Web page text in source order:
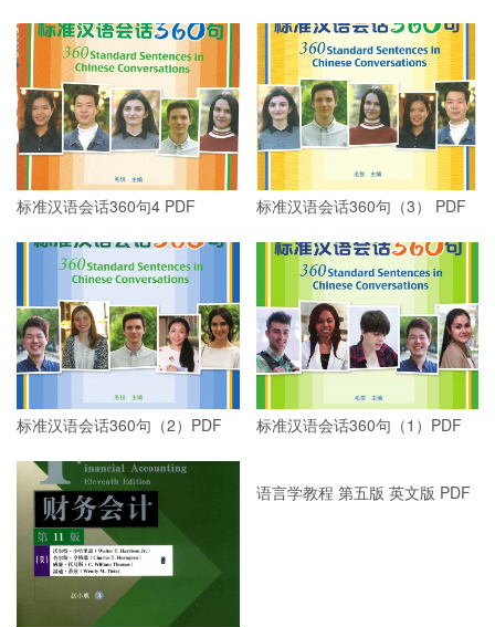
标准汉语会话360句4 PDF 标准汉语会话360句（3） PDF
标准汉语会话360句（2）PDF 标准汉语会话360句（1）PDF
语言学教程 第五版 英文版 PDF